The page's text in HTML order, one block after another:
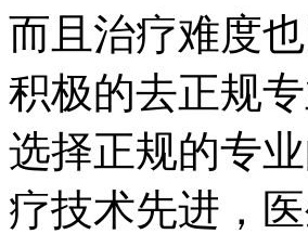
而且治疗难度
积极的去正规
选择正规的专
疗技术先进，